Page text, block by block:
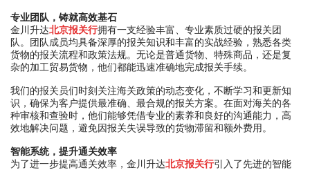
专业团队，铸就高效基石
金川升达北京报关行拥有一支经验丰富、专业素质过硬的报关团
队。团队成员均具备深厚的报关知识和丰富的实战经验，熟悉各类
货物的报关流程和政策法规。无论是普通货物、特殊商品，还是复
杂的加工贸易货物，他们都能迅速准确地完成报关手续。
我们的报关员们时刻关注海关政策的动态变化，不断学习和更新知
识，确保为客户提供最准确、最合规的报关方案。在面对海关的各
种审核和查验时，他们能够凭借专业的素养和良好的沟通能力，高
效地解决问题，避免因报关失误导致的货物滞留和额外费用。
智能系统，提升通关效率
为了进一步提高通关效率，金川升达北京报关行引入了先进的智能